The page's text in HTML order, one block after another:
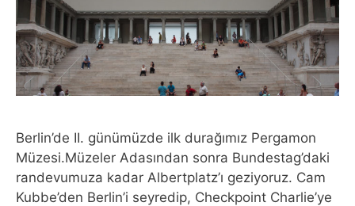
Berlin’de II. günümüzde ilk durağımız Pergamon
Müzesi.Müzeler Adasından sonra Bundestag’daki
randevumuza kadar Albertplatz’ı geziyoruz. Cam
Kubbe’den Berlin’i seyredip, Checkpoint Charlie’ye